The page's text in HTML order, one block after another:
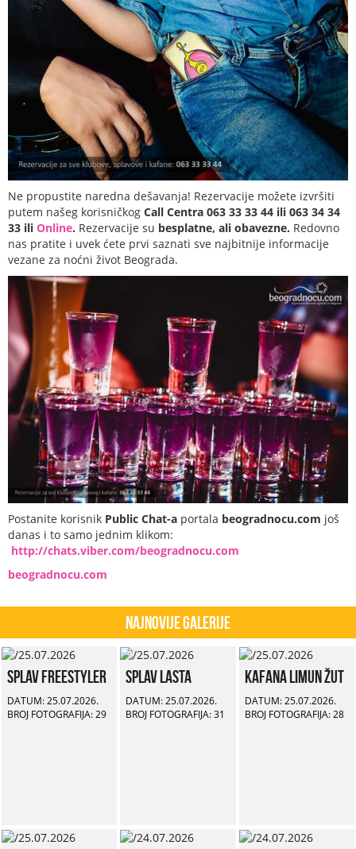
Ne propustite naredna dešavanja! Rezervacije možete izvršiti
putem našeg korisničkog Call Centra 063 33 33 44 ili 063 34 34
33 ili Online. Rezervacije su besplatne, ali obavezne. Redovno
nas pratite i uvek ćete prvi saznati sve najbitnije informacije
vezane za noćni život Beograda.
Postanite korisnik Public Chat-a portala beogradnocu.com još
danas i to samo jednim klikom:
http://chats.viber.com/beogradnocu.com
beogradnocu.com
Najnovije Galerije
Splav Freestyler
DATUM: 25.07.2026.
BROJ FOTOGRAFIJA: 29
Splav Lasta
DATUM: 25.07.2026.
BROJ FOTOGRAFIJA: 31
Kafana Limun Žut
DATUM: 25.07.2026.
BROJ FOTOGRAFIJA: 28